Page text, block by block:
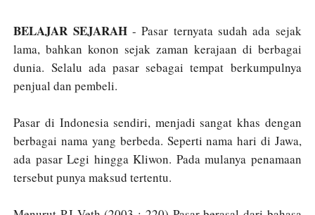
BELAJAR SEJARAH- Pasar ternyata sudah ada sejak
lama, bahkan konon sejak zaman kerajaan di berbagai
dunia. Selalu ada pasar sebagai tempat berkumpulnya
penjual dan pembeli.
Pasar di Indonesia sendiri, menjadi sangat khas dengan
berbagai nama yang berbeda. Seperti nama hari di Jawa,
ada pasar Legi hingga Kliwon. Pada mulanya penamaan
tersebut punya maksud tertentu.